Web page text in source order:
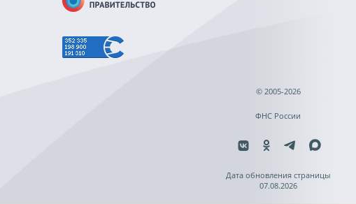
© 2005-2026
ФНС России
Дата обновления страницы
07.08.2026